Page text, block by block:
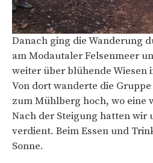
Danach ging die Wanderung
am Modautaler Felsenmeer
weiter über blühende Wiesen
Von dort wanderte die
zum Mühlberg hoch, wo eine
Nach der Steigung hatten wir
verdient. Beim Essen und
Sonne.